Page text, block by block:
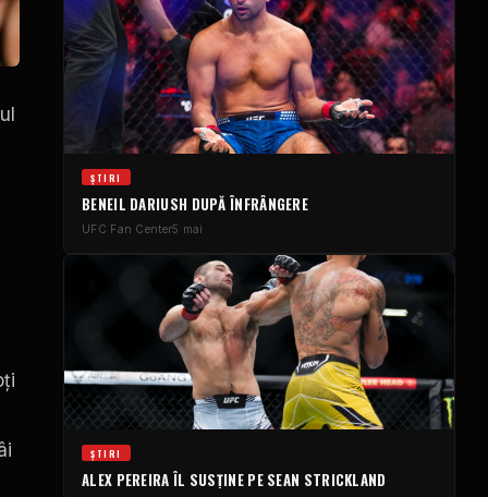
ȘTIRI
BENEIL DARIUSH DUPĂ ÎNFRÂNGERE
UFC Fan Center5 mai
ȘTIRI
ALEX PEREIRA ÎL SUSȚINE PE SEAN STRICKLAND